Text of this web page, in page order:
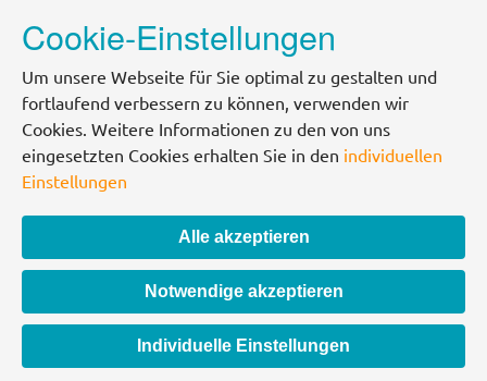
Cookie-Einstellungen
Um unsere Webseite für Sie optimal zu gestalten und
fortlaufend verbessern zu können, verwenden wir
Cookies. Weitere Informationen zu den von uns
eingesetzten Cookies erhalten Sie in den individuellen
Einstellungen
Alle akzeptieren
Notwendige akzeptieren
Individuelle Einstellungen